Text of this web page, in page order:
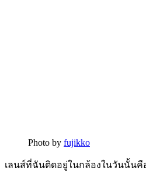
Photo by fujikko
เลนส์ที่ฉันติดอยู่ในกล้องในวันนั้นคือ